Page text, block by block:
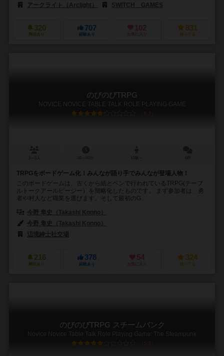
アークライト（Arclight）
SWITCH GAMES
320
興味あり
707
経験あり
102
お気に入り
831
持ってる
のびのびTRPG
NOVICE NOVICE TABLE TALK ROLE PLAYING GAME
5.7
TRPGをボードゲーム化！みんなが語り手でみんなが登場人物！
このボードゲームは、古くから紙とペンで行われているTRPG(テーブ
ルトークアールピージー）を簡略化したものです。 まず参加者は、勇
者や村人など職業を選びます。そして最初のG...
今野 隼史（Takashi Konno）
今野 隼史（Takashi Konno）
辺境紳士社交場
216
興味あり
378
経験あり
54
お気に入り
324
持ってる
のびのびTRPG スチームパンク
Novice Novice Table Talk Role Playing Game: The Steampunk
5.7